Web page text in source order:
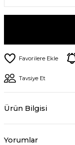
Tavsiye Et
Ürün Bilgisi
Yorumlar